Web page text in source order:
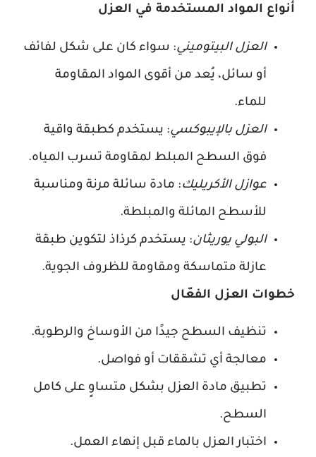
أنواع المواد المستخدمة في العزل
العزل البيتوميني: سواء كان على شكل لفائف
أو سائل، يُعد من أقوى المواد المقاومة
للماء.
العزل بالإيبوكسي: يستخدم كطبقة واقية
فوق السطح المبلط لمقاومة تسرب المياه.
عوازل الأكريليك: مادة سائلة مرنة ومناسبة
للأسطح المائلة والمبلطة.
البولي يوريثان: يستخدم كرذاذ لتكوين طبقة
عازلة متماسكة ومقاومة للظروف الجوية.
خطوات العزل الفعّال
تنظيف السطح جيدًا من الأوساخ والرطوبة.
معالجة أي تشققات أو فواصل.
تطبيق مادة العزل بشكل متساوٍ على كامل
السطح.
اختبار العزل بالماء قبل إنهاء العمل.